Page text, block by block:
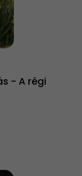
- A régi